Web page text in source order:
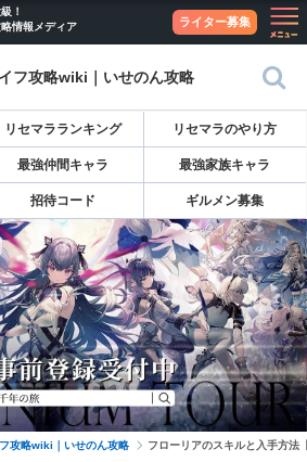
！
情報メディア
ライター募集
フ攻略wiki｜いせのん攻略
リセマラランキング リセマラのやり方
最強仲間キャラ 最強家族キャラ
招待コード ギルメン募集
攻略wiki｜いせのん攻略 フローリアのスキルと入手方法